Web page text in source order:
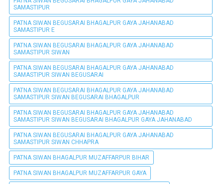
SAMASTIPUR
PATNA SIWAN BEGUSARAI BHAGALPUR GAYA JAHANABAD
SAMASTIPUR E
PATNA SIWAN BEGUSARAI BHAGALPUR GAYA JAHANABAD
SAMASTIPUR SIWAN
PATNA SIWAN BEGUSARAI BHAGALPUR GAYA JAHANABAD
SAMASTIPUR SIWAN BEGUSARAI
PATNA SIWAN BEGUSARAI BHAGALPUR GAYA JAHANABAD
SAMASTIPUR SIWAN BEGUSARAI BHAGALPUR
PATNA SIWAN BEGUSARAI BHAGALPUR GAYA JAHANABAD
SAMASTIPUR SIWAN BEGUSARAI BHAGALPUR GAYA JAHANABAD
PATNA SIWAN BEGUSARAI BHAGALPUR GAYA JAHANABAD
SAMASTIPUR SIWAN CHHAPRA
PATNA SIWAN BHAGALPUR MUZAFFARPUR BIHAR
PATNA SIWAN BHAGALPUR MUZAFFARPUR GAYA